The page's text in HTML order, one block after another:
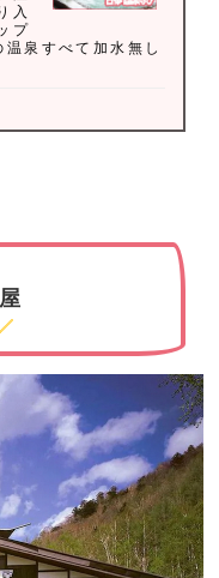
入
プ
泉すべて加水無し